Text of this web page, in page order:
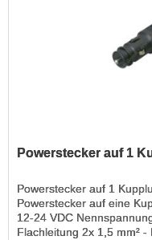
Powerstecker auf 1
Powerstecker auf 1
Powerstecker auf eine
12-24 VDC
Flachleitung 2x 1,5 mm² -